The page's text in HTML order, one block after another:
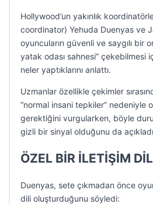
Hollywood’un yakınlık
coordinator) Yehuda Duenyas ve
oyuncuların güvenli ve saygılı bir
yatak odası sahnesi” çekebilmesi
neler yaptıklarını anlattı.
Uzmanlar özellikle çekimler
“normal insani tepkiler” nedeniyle
gerektiğini vurgularken, böyle
gizli bir sinyal olduğunu da
ÖZEL BİR İLETİŞİM
Duenyas, sete çıkmadan önce
dili oluşturduğunu söyledi: